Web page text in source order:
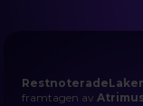
framtagen av